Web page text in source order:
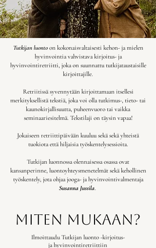
Tutkijan luontoon kokonaisvaltaisesti kehon- ja mielen
hyvinvointia vahvistava kirjoitus- ja
hyvinvointiretriitti, joka on suunnattu tutkijataustaisille
kirjoittajille.
Retriitissä syvennytään kirjoittamaan itsellesi
merkityksellistä tekstiä, joka voi olla tutkimus-, tieto- tai
kaunokirjallisuutta, puheenvuoro tai vaikka
seminaariesitelmä. Tekstilaji on täysin vapaa!
Jokaiseen retriittipäivään kuuluu sekä sekä yhteistä
tuokiota että hiljaisia työskentelysessioita.
Tutkijan luonnossa olennaisessa osassa ovat
kansanperinne, luontoyhteysmenetelmät sekä kehollinen
työskentely, jota ohjaa jooga- ja hyvinvointivalmentaja
Susanna Jussila.
miten mukaan?
Ilmoittaudu Tutkijan luonto -kirjoitus-
ja hyvinvointiretriittiin